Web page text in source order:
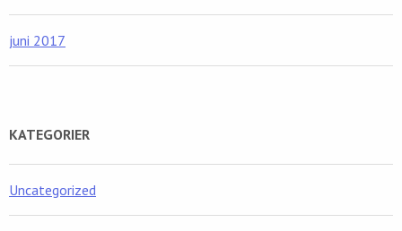
juni 2017
KATEGORIER
Uncategorized